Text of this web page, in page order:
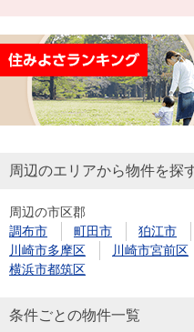
周辺のエリアから物件を探
周辺の市区郡
調布市
町田市 狛江市
川崎市多摩区
川崎市宮前区
横浜市都筑区
条件ごとの物件一覧